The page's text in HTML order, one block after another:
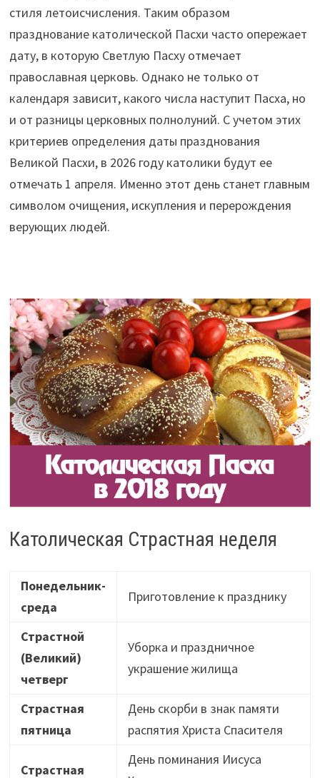
стиля летоисчисления. Таким образом
празднование католической Пасхи часто опережает
дату, в которую Светлую Пасху отмечает
православная церковь. Однако не только от
календаря зависит, какого числа наступит Пасха, но
и от разницы церковных полнолуний. С учетом этих
критериев определения даты празднования
Великой Пасхи, в 2026 году католики будут ее
отмечать 1 апреля. Именно этот день станет главным
символом очищения, искупления и перерождения
верующих людей.
Католическая Страстная неделя
Понедельник-
среда
Приготовление к празднику
Страстной
(Великий)
четверг
Уборка и праздничное
украшение жилища
Страстная
пятница
День скорби в знак памяти
распятия Христа Спасителя
Страстная
День поминания Иисуса